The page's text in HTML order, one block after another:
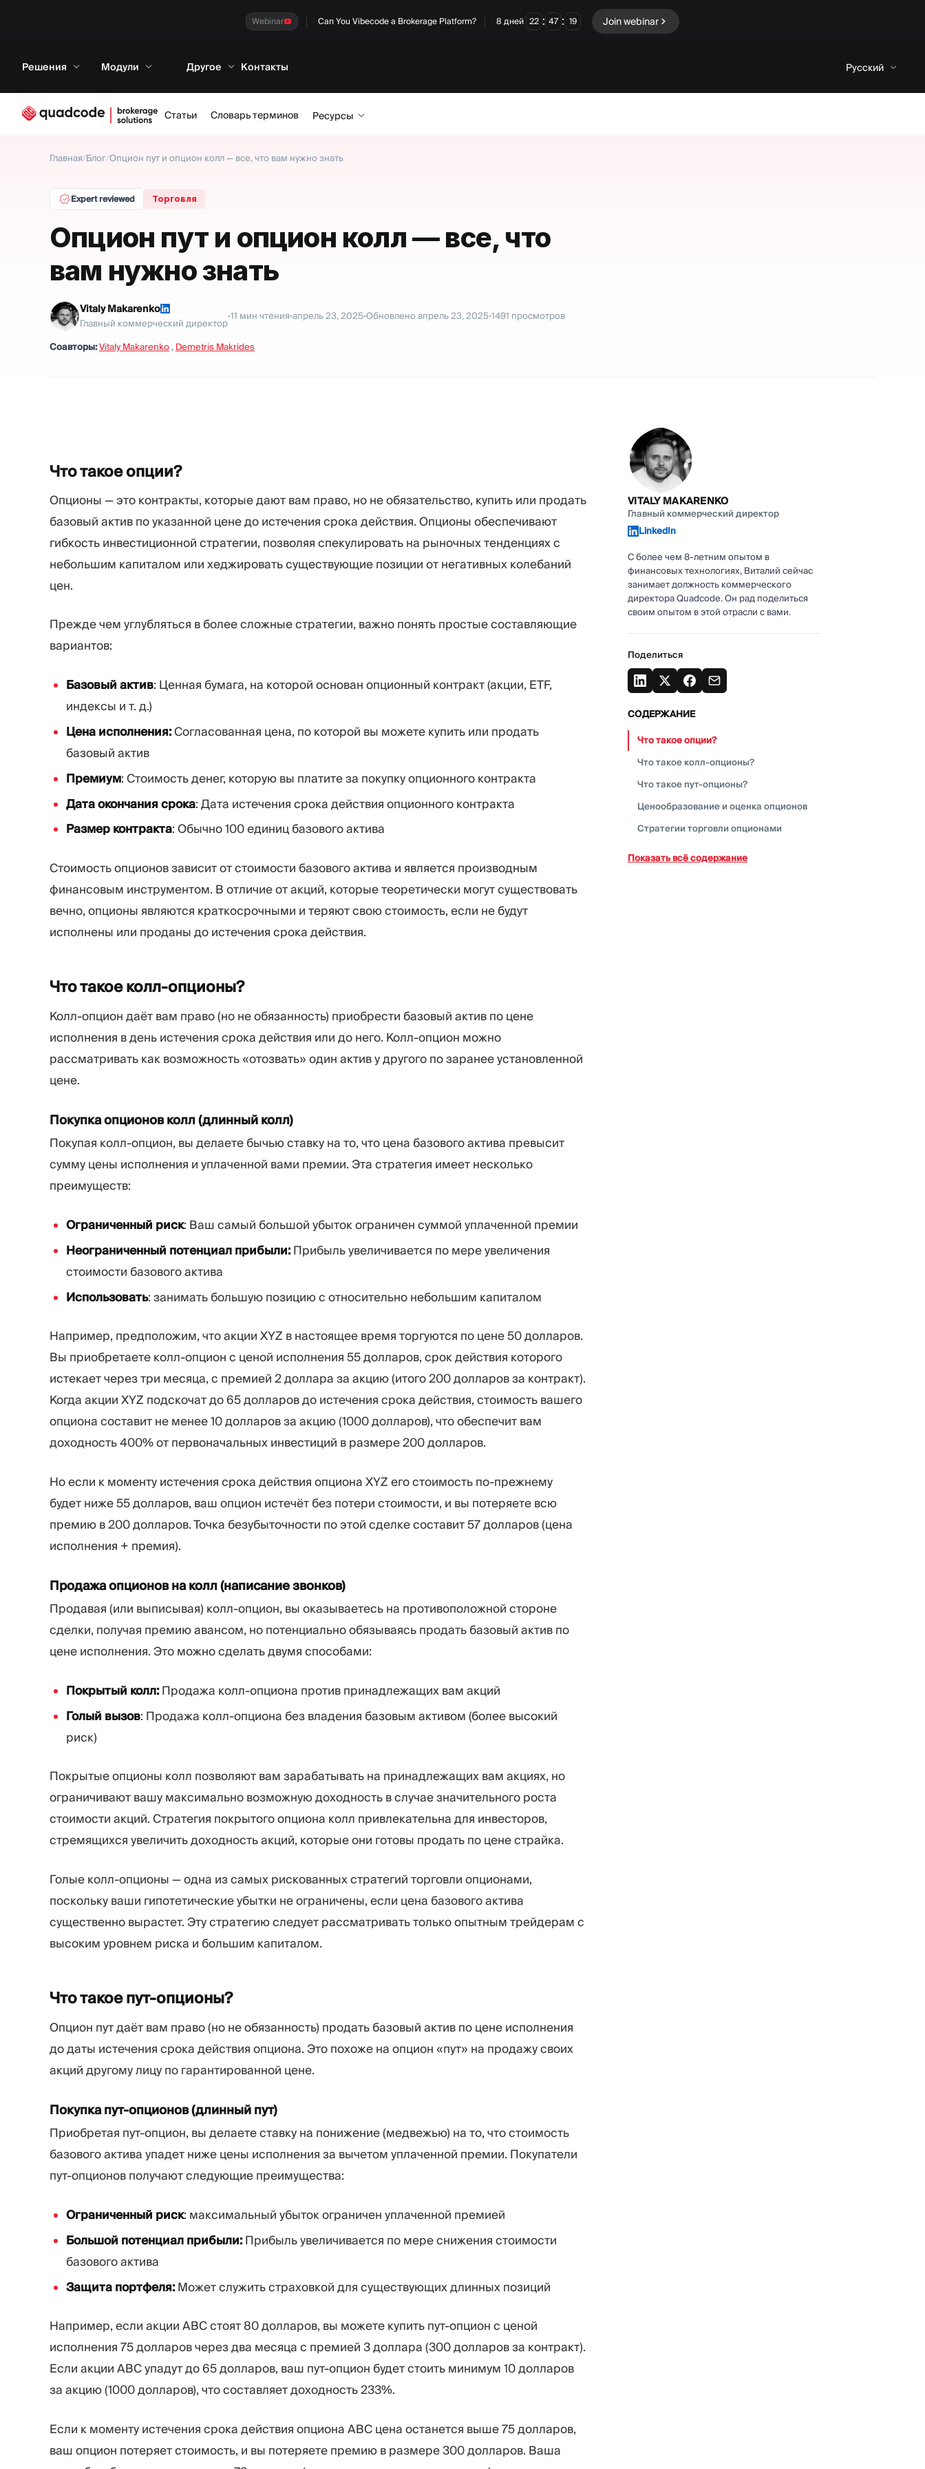
Webinar Can You Vibecode a Brokerage Platform? 8 дней 22 : 47 : 18 Join webinar
Решения Модули Другое Контакты Русский
Статьи Словарь терминов Ресурсы
Главная/Блог/Опцион пут и опцион колл — все, что вам нужно знать
Expert reviewed Торговля
Опцион пут и опцион колл — все, что
вам нужно знать
Vitaly Makarenko
Главный коммерческий директор
11 мин чтения апрель 23, 2025 Обновленоапрель 23, 2025 1491 просмотров
Соавторы:Vitaly Makarenko , Demetris Makrides
Что такоеопции?
Опционы — это контракты, которые дают вам право, но не обязательство, купить или продать
базовый актив по указанной цене до истечения срока действия. Опционы обеспечивают
гибкость инвестиционной стратегии, позволяя спекулировать на рыночных тенденциях с
небольшим капиталом или хеджировать существующие позиции от негативных колебаний
цен.
Прежде чем углубляться в более сложные стратегии, важно понять простые составляющие
вариантов:
Базовый актив: Ценная бумага, на которой основан опционный контракт (акции, ETF,
индексы и т. д.)
Цена исполнения:Согласованная цена, по которой вы можете купить или продать
базовый актив
Премиум: Стоимость денег, которую вы платите за покупку опционного контракта
Дата окончания срока: Дата истечения срока действия опционного контракта
Размер контракта: Обычно 100 единиц базового актива
Стоимость опционов зависит от стоимости базового актива и является производным
финансовым инструментом. В отличие от акций, которые теоретически могут существовать
вечно, опционы являются краткосрочными и теряют свою стоимость, если не будут
исполнены или проданы до истечения срока действия.
Что такоеколл-опционы?
Колл-опцион даёт вам право (но не обязанность) приобрести базовый актив по цене
исполнения в день истечения срока действия или до него. Колл-опцион можно
рассматривать как возможность «отозвать» один актив у другого по заранее установленной
цене.
Покупка опционов колл (длинный колл)
Покупая колл-опцион, вы делаете бычью ставку на то, что цена базового актива превысит
сумму цены исполнения и уплаченной вами премии. Эта стратегия имеет несколько
преимуществ:
Ограниченный риск: Ваш самый большой убыток ограничен суммой уплаченной премии
Неограниченный потенциал прибыли:Прибыль увеличивается по мере увеличения
стоимости базового актива
Использовать: занимать большую позицию с относительно небольшим капиталом
Например, предположим, что акции XYZ в настоящее время торгуются по цене 50 долларов.
Вы приобретаете колл-опцион с ценой исполнения 55 долларов, срок действия которого
истекает через три месяца, с премией 2 доллара за акцию (итого 200 долларов за контракт).
Когда акции XYZ подскочат до 65 долларов до истечения срока действия, стоимость вашего
опциона составит не менее 10 долларов за акцию (1000 долларов), что обеспечит вам
доходность 400% от первоначальных инвестиций в размере 200 долларов.
Но если к моменту истечения срока действия опциона XYZ его стоимость по-прежнему
будет ниже 55 долларов, ваш опцион истечёт без потери стоимости, и вы потеряете всю
премию в 200 долларов. Точка безубыточности по этой сделке составит 57 долларов (цена
исполнения + премия).
Продажа опционов на колл (написание звонков)
Продавая (или выписывая) колл-опцион, вы оказываетесь на противоположной стороне
сделки, получая премию авансом, но потенциально обязываясь продать базовый актив по
цене исполнения. Это можно сделать двумя способами:
Покрытый колл:Продажа колл-опциона против принадлежащих вам акций
Голый вызов: Продажа колл-опциона без владения базовым активом (более высокий
риск)
Покрытые опционы колл позволяют вам зарабатывать на принадлежащих вам акциях, но
ограничивают вашу максимально возможную доходность в случае значительного роста
стоимости акций. Стратегия покрытого опциона колл привлекательна для инвесторов,
стремящихся увеличить доходность акций, которые они готовы продать по цене страйка.
Голые колл-опционы — одна из самых рискованных стратегий торговли опционами,
поскольку ваши гипотетические убытки не ограничены, если цена базового актива
существенно вырастет. Эту стратегию следует рассматривать только опытным трейдерам с
высоким уровнем риска и большим капиталом.
Что такоепут-опционы?
Опцион пут даёт вам право (но не обязанность) продать базовый актив по цене исполнения
до даты истечения срока действия опциона. Это похоже на опцион «пут» на продажу своих
акций другому лицу по гарантированной цене.
Покупка пут-опционов (длинный пут)
Приобретая пут-опцион, вы делаете ставку на понижение (медвежью) на то, что стоимость
базового актива упадет ниже цены исполнения за вычетом уплаченной премии. Покупатели
пут-опционов получают следующие преимущества:
Ограниченный риск: максимальный убыток ограничен уплаченной премией
Большой потенциал прибыли:Прибыль увеличивается по мере снижения стоимости
базового актива
Защита портфеля:Может служить страховкой для существующих длинных позиций
Например, если акции ABC стоят 80 долларов, вы можете купить пут-опцион с ценой
исполнения 75 долларов через два месяца с премией 3 доллара (300 долларов за контракт).
Если акции ABC упадут до 65 долларов, ваш пут-опцион будет стоить минимум 10 долларов
за акцию (1000 долларов), что составляет доходность 233%.
Если к моменту истечения срока действия опциона ABC цена останется выше 75 долларов,
ваш опцион потеряет стоимость, и вы потеряете премию в размере 300 долларов. Ваша
VITALY MAKARENKO
Главный коммерческий директор
LinkedIn
С более чем 8-летним опытом в
финансовых технологиях, Виталий сейчас
занимает должность коммерческого
директора Quadcode. Он рад поделиться
своим опытом в этой отрасли с вами.
Поделиться
СОДЕРЖАНИЕ
Что такоеопции?
Что такое колл-опционы?
Что такое пут-опционы?
Ценообразование и оценка опционов
Стратегии торговли опционами
Показать всё содержание